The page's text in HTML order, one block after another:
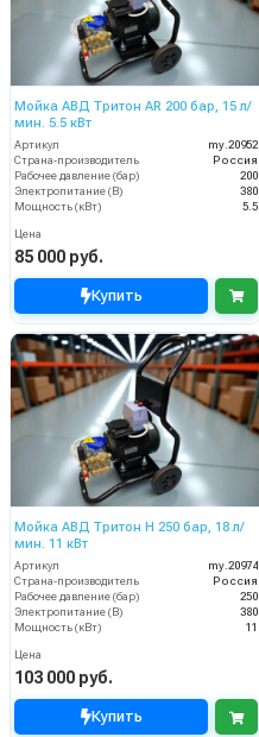
Мойка АВД Тритон AR 200 бар, 15 л/
мин. 5.5 кВт
Артикул
my.20952
Страна-производитель
Россия
Рабочее давление (бар)
200
Электропитание (В)
380
Мощность (кВт)
5.5
Цена
85 000 руб.
Купить
Мойка АВД Тритон H 250 бар, 18 л/
мин. 11 кВт
Артикул
my.20974
Страна-производитель
Россия
Рабочее давление (бар)
250
Электропитание (В)
380
Мощность (кВт)
11
Цена
103 000 руб.
Купить